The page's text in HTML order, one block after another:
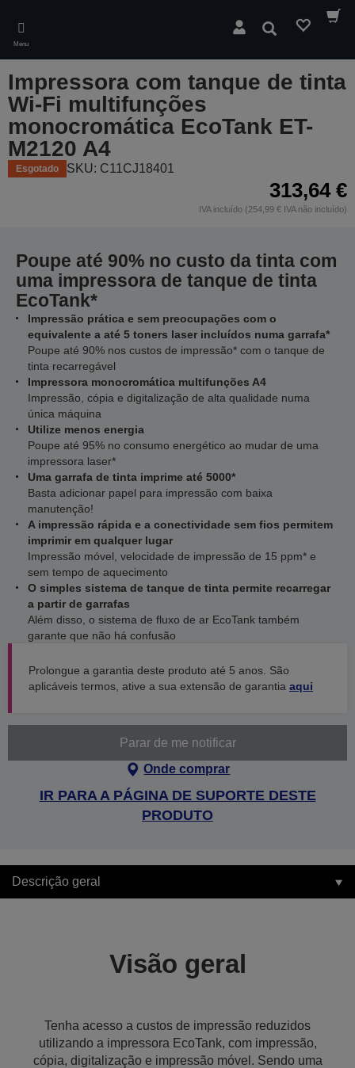
main
content
Menu
Pesquisar
Impressora com tanque de tinta
Wi-Fi multifunções
monocromática EcoTank ET-
M2120 A4
Esgotado SKU: C11CJ18401
313,64 €
IVA incluído (254,99 € IVA não incluído)
Poupe até 90% no custo da tinta com
uma impressora de tanque de tinta
EcoTank*
Impressão prática e sem preocupações com o
equivalente a até 5 toners laser incluídos numa garrafa*
Poupe até 90% nos custos de impressão* com o tanque de
tinta recarregável
Impressora monocromática multifunções A4
Impressão, cópia e digitalização de alta qualidade numa
única máquina
Utilize menos energia
Poupe até 95% no consumo energético ao mudar de uma
impressora laser*
Uma garrafa de tinta imprime até 5000*
Basta adicionar papel para impressão com baixa
manutenção!
A impressão rápida e a conectividade sem fios permitem
imprimir em qualquer lugar
Impressão móvel, velocidade de impressão de 15 ppm* e
sem tempo de aquecimento
O simples sistema de tanque de tinta permite recarregar
a partir de garrafas
Além disso, o sistema de fluxo de ar EcoTank também
garante que não há confusão
Prolongue a garantia deste produto até 5 anos. São
aplicáveis termos, ative a sua extensão de garantia aqui
Parar de me notificar
Onde comprar
IR PARA A PÁGINA DE SUPORTE DESTE
PRODUTO
Descrição geral
Visão geral
Tenha acesso a custos de impressão reduzidos
utilizando a impressora EcoTank, com impressão,
cópia, digitalização e impressão móvel. Sendo uma